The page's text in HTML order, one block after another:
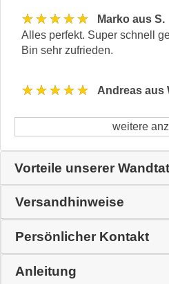
★★★★★
Marko aus S.
Alles perfekt. Super schnell
Bin sehr zufrieden.
★★★★★ Andreas aus
weitere
Vorteile unserer
Versandhinweise
Persönlicher Kontakt
Anleitung